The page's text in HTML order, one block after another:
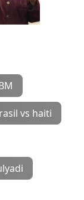
vs haiti